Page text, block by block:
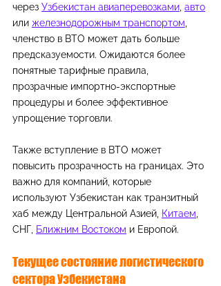
через Узбекистан авиаперевозками авто
или железнодорожным транспортом
членство в ВТО может дать больше
предсказуемости. Ожидаются более
понятные тарифные правила,
прозрачные импортно-экспортные
процедуры и более эффективное
упрощение торговли.
Также вступление в ВТО может
повысить прозрачность на границах. Это
важно для компаний, которые
используют Узбекистан как транзитный
хаб между Центральной Азией, Китаем
СНГ, Ближним Востоком и Европой.
Текущее состояние логистического
сектора Узбекистана